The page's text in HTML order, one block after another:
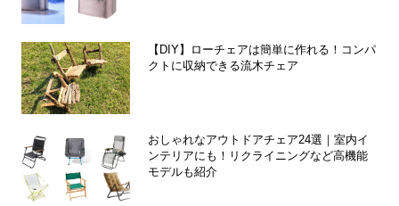
【DIY】ローチェアは簡単に作れる！コンパ
クトに収納できる流木チェア
おしゃれなアウトドアチェア24選｜室内イ
ンテリアにも！リクライニングなど高機能
モデルも紹介